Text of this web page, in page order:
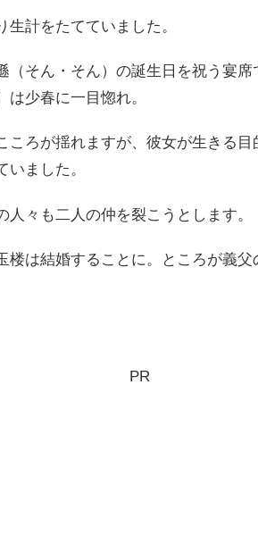
計をたてていました。
（そん・そん）の誕生日を祝う宴
少春に一目惚れ。
ころが揺れますが、彼女が生きる
ました。
々も二人の仲を裂こうとします。
楼は結婚することに。ところが義
PR